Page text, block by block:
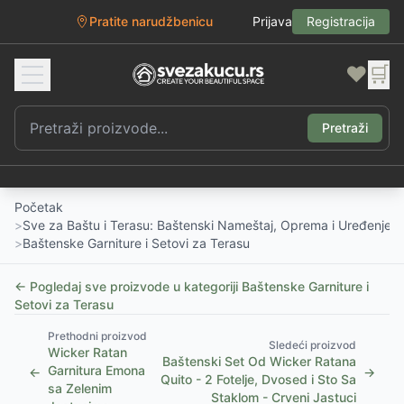
Pratite narudžbenicu Prijava Registracija
❤️ 🛒
Pretraži
Početak
>Sve za Baštu i Terasu: Baštenski Nameštaj, Oprema i Uređenje
>Baštenske Garniture i Setovi za Terasu
← Pogledaj sve proizvode u kategoriji Baštenske Garniture i
Setovi za Terasu
←
Prethodni proizvod
Wicker Ratan
Garnitura Emona
sa Zelenim
Sledeći proizvod
Baštenski Set Od Wicker Ratana
Quito - 2 Fotelje, Dvosed i Sto Sa
Staklom - Crveni Jastuci
→